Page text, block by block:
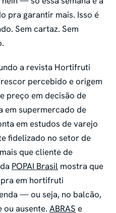
pra garantir mais. Isso é
Sem cartaz. Sem
a revista Hortifruti
percebido e origem
preço em decisão de
em supermercado de
em estudos de varejo
fidelizado no setor de
que cliente de
POPAI Brasil mostra que
em hortifruti
— ou seja, no balcão,
ausente. ABRAS e